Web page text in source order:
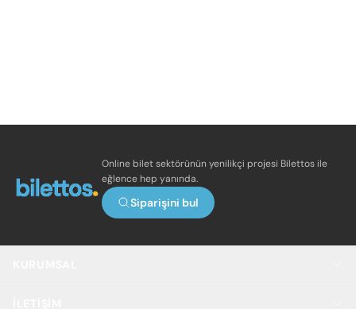
Online bilet sektörünün yenilikçi projesi Bilettos ile
eğlence hep yanında.
Siparişini bul